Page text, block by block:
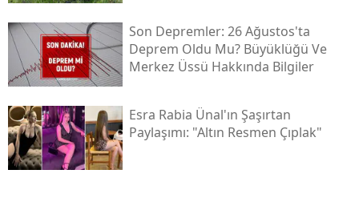
Son Depremler: 26 Ağustos'ta
Deprem Oldu Mu? Büyüklüğü Ve
Merkez Üssü Hakkında Bilgiler
Esra Rabia Ünal'ın Şaşırtan
Paylaşımı: "altın Resmen Çıplak"